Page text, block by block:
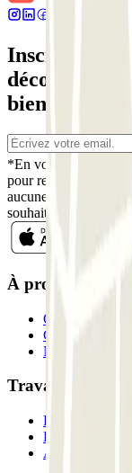
Inscrivez-
découvrez
bien d'autres
*En vous inscrivant,
pour recevoir des
aucune obligation,
souhaitez dans la
À propos de
Qui sommes-
Comment ça
Nos parkings
Travaillons
Professionnels
Fournisseur de
Affiliés